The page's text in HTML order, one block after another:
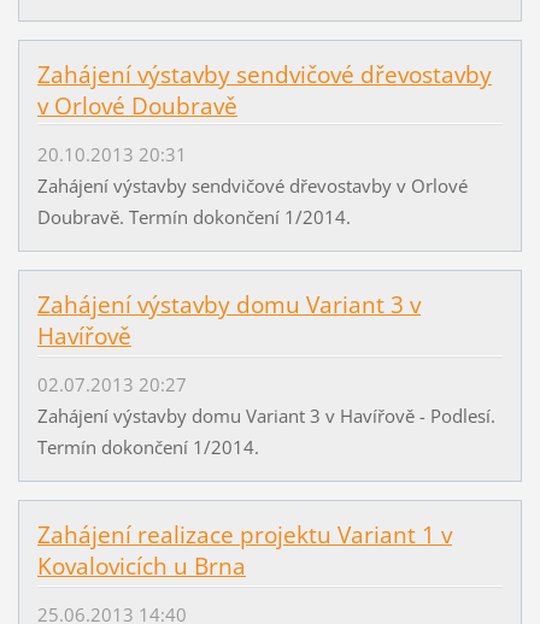
Zahájení výstavby sendvičové dřevostavby
v Orlové Doubravě
20.10.2013 20:31
Zahájení výstavby sendvičové dřevostavby v Orlové
Doubravě. Termín dokončení 1/2014.
Zahájení výstavby domu Variant 3 v
Havířově
02.07.2013 20:27
Zahájení výstavby domu Variant 3 v Havířově - Podlesí.
Termín dokončení 1/2014.
Zahájení realizace projektu Variant 1 v
Kovalovicích u Brna
25.06.2013 14:40